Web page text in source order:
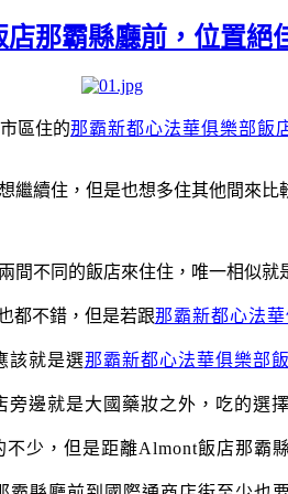
那霸縣廳前，位置絕
區住的那霸新都心法華俱樂部飯
繼續住，但是也想多住其他間來比
間不同的飯店來住住，唯一相似就
都不錯，但是若跟那霸新都心法
該就是選那霸新都心法華俱樂部
旁邊就是大國藥妝之外，吃的選
少，但是距離Almont飯店那霸